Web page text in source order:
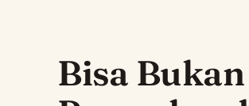
Bisa Bukan